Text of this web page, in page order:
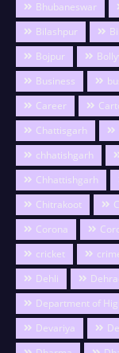
Bhubaneswar
Bilashpur
Bojpur
Business
Career
Chattisgarh
chhatishgarh
Chhattishgarh
Chitrakoot
Corona
cricket
Dehli
Department of
Devariya